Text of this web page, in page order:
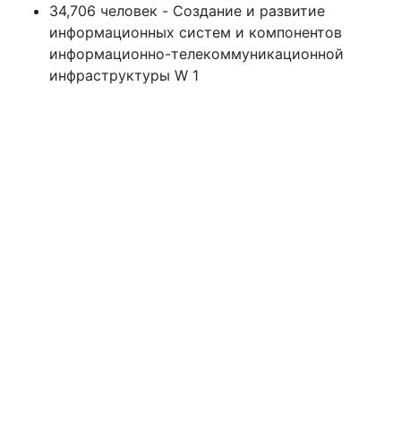
34,706 человек - Cоздание и развитие
информационных систем и компонентов
информационно-телекоммуникационной
инфраструктуры W 1